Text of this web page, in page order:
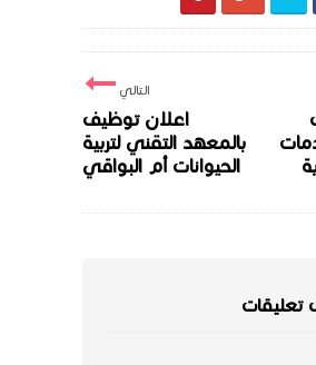
التالي
اعلان توظيف
بالمعهد التقني لتربية
الحيوانات أم البواقي
تعليقات